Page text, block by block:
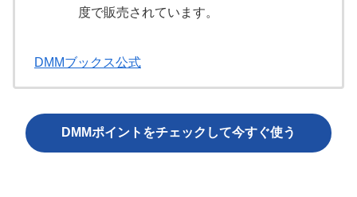
度で販売されています。
DMMブックス公式
DMMポイントをチェックして今すぐ使う